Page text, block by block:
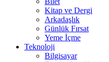
Kitap ve Dergi
Arkadaşlık
Günlük Fırsat
Yeme İçme
Teknoloji
Bilgisayar